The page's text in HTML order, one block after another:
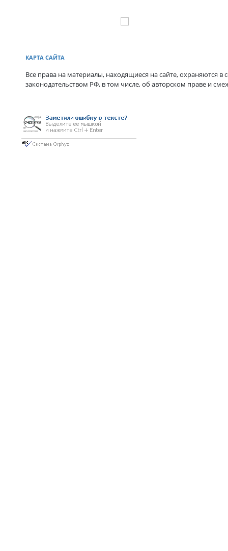
КАРТА САЙТА
Все права на материалы, находящиеся на сайте, охраняются в
законодательством РФ, в том числе, об авторском праве и